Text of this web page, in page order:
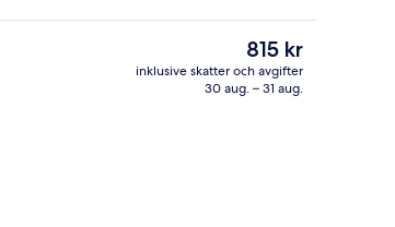
Det
nuvarande
priset
815 kr
inklusive skatter och avgifter
30 aug. – 31 aug.